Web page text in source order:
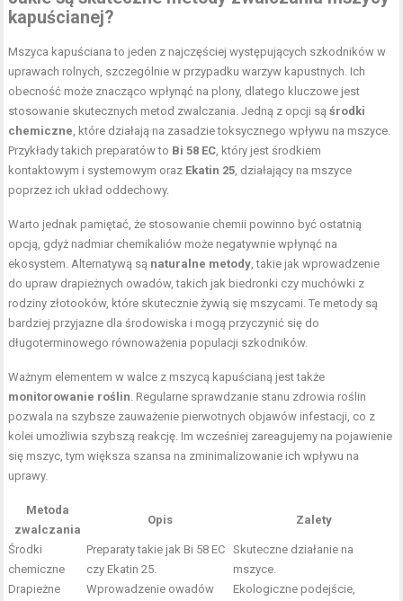
kapuścianej?
Mszyca kapuściana to jeden z najczęściej występujących szkodników w
uprawach rolnych, szczególnie w przypadku warzyw kapustnych. Ich
obecność może znacząco wpłynąć na plony, dlatego kluczowe jest
stosowanie skutecznych metod zwalczania. Jedną z opcji sąśrodki
chemiczne, które działają na zasadzie toksycznego wpływu na mszyce.
Przykłady takich preparatów to Bi 58 EC, który jest środkiem
kontaktowym i systemowym oraz Ekatin 25, działający na mszyce
poprzez ich układ oddechowy.
Warto jednak pamiętać, że stosowanie chemii powinno być ostatnią
opcją, gdyż nadmiar chemikaliów może negatywnie wpłynąć na
ekosystem. Alternatywą są naturalne metody, takie jak wprowadzenie
do upraw drapieżnych owadów, takich jak biedronki czy muchówki z
rodziny złotooków, które skutecznie żywią się mszycami. Te metody są
bardziej przyjazne dla środowiska i mogą przyczynić się do
długoterminowego równoważenia populacji szkodników.
Ważnym elementem w walce z mszycą kapuścianą jest także
monitorowanie roślin. Regularne sprawdzanie stanu zdrowia roślin
pozwala na szybsze zauważenie pierwotnych objawów infestacji, co z
kolei umożliwia szybszą reakcję. Im wcześniej zareagujemy na pojawienie
się mszyc, tym większa szansa na zminimalizowanie ich wpływu na
uprawy.
Metoda
zwalczania
Opis Zalety
Środki
chemiczne
Preparaty takie jak Bi 58 EC
czy Ekatin 25.
Skuteczne działanie na
mszyce.
Drapieżne
Wprowadzenie owadów
Ekologiczne podejście,